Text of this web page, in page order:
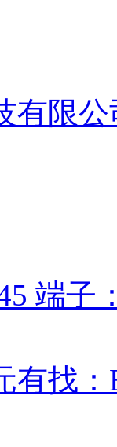
有限公
端子
有找